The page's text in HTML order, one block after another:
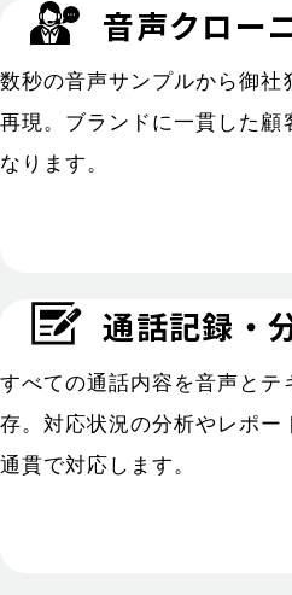
音声クロー
数秒の音声サンプルから御社
再現。ブランドに一貫した顧
なります。
通話記録・
すべての通話内容を音声とテ
存。対応状況の分析やレポー
通貫で対応します。